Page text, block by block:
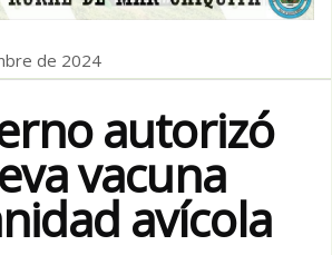
de 2024
autorizó
vacuna
avícola